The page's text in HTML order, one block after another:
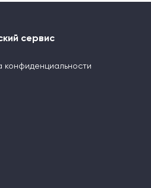
сервис
конфиденциальности